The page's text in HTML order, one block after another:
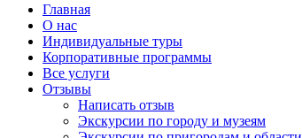
Главная
О нас
Индивидуальные туры
Корпоративные программы
Все услуги
Отзывы
Написать отзыв
Экскурсии по городу и музеям